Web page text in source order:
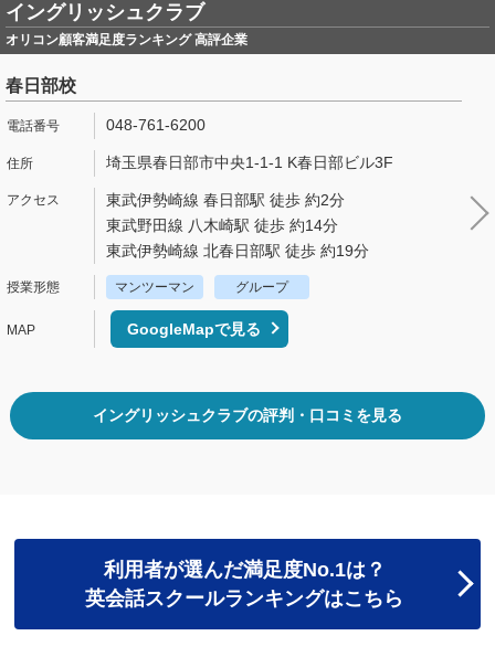
イングリッシュクラブ
オリコン顧客満足度ランキング 高評企業
春日部校
048-761-6200
埼玉県春日部市中央1-1-1 K春日部ビル3F
東武伊勢崎線 春日部駅 徒歩 約2分
東武野田線 八木崎駅 徒歩 約14分
東武伊勢崎線 北春日部駅 徒歩 約19分
マンツーマン グループ
GoogleMapで見る
イングリッシュクラブの評判・口コミを見る
利用者が選んだ満足度No.1は？
英会話スクールランキングはこちら